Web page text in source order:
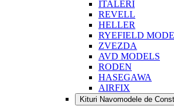
ITALERI
REVELL
HELLER
RYEFIELD
ZVEZDA
AVD MODELS
RODEN
HASEGAWA
AIRFIX
Kituri Navomodele de